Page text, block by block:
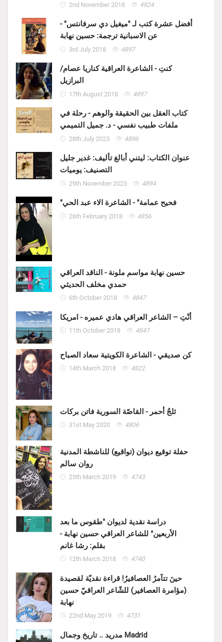
2nd November 2018 4924
أفضل عشرة كتب لـ "ميغيل دي سرفانتس" -
عن الاسبانية ترجمة: حسين نهابة
3rd July 2018 4897
كنتِ - الشاعرة العراقية كناريا عصام/
البرازيل
17th August 2018 4897
كتاب العقل بين الحقيقة والوهم - رحلة في
ملفات طبيب نفسي - د. جميل التميمي
28th July 2023 4896
عنوان الكتاب: ليتني أبالغ تأليف: غدير جليل
التصنيف: يوميات
29th November 2023 4894
"فحيح عمامة" - الشاعرة الاء عبد الحي
26th February 2018 4856
حسين نهابة مواسم ملونة - الناقد العراقي
حمدي مخلف الحديثي
6th October 2018 4847
أنْتِ – الشاعر العراقي هادي عميره - امريكا
11th October 2018 4847
كن صديقي - الشاعرة الكويتية سعاد الصباح
14th March 2018 4822
ثلجٌ أحمر - القاصّة السورية فاتن بركات
31st May 2020 4806
حفلة توقيع ديوان (تواقيع) للناشطة المدنية
روان سالم
25th March 2019 4743
دراسة نقدية لديوان "طقوس ما بعد
الأربعين" للشاعر العراقي حسين نهابة -
بقلم: رشا غانم
12th March 2018 4740
حينَ تتآمرُ العصافيرُ! قراءة نقديّة لقصيدة
(مؤامرة العصافير) للشّاعر العراقيّ حسين
نهابة
22nd May 2019 4731
مدريد .. تاريخ وجمال Madrid